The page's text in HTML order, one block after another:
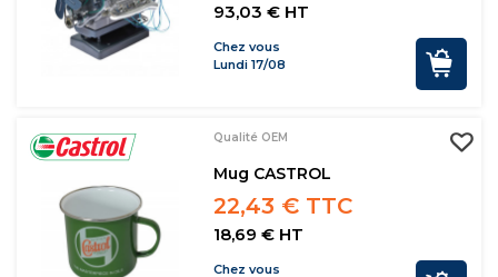
93,03 € HT
Chez vous
Lundi 17/08
Qualité OEM
Mug CASTROL
22,43 € TTC
18,69 € HT
Chez vous